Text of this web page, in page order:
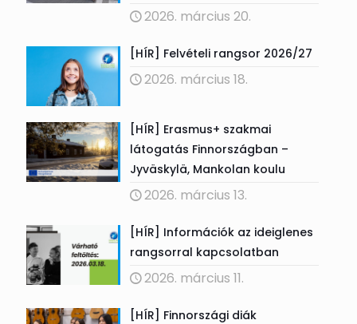
2026. március 20.
[HÍR] Felvételi rangsor 2026/27
2026. március 18.
[HÍR] Erasmus+ szakmai
látogatás Finnországban –
Jyväskylä, Mankolan koulu
2026. március 13.
[HÍR] Információk az ideiglenes
rangsorral kapcsolatban
2026. március 11.
[HÍR] Finnországi diák